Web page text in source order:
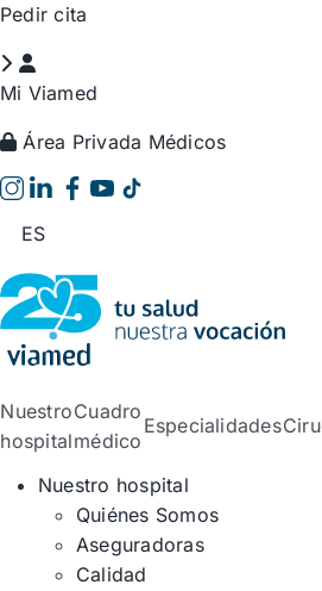
Saltar
contenido
Pedir cita
Mi Viamed
Área Privada Médicos
ES
Nuestro
hospital
Cuadro
médico
Especialidades
Nuestro hospital
Quiénes Somos
Aseguradoras
Calidad